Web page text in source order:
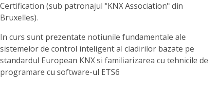
Certification (sub patronajul "KNX Association" din
Bruxelles).
In curs sunt prezentate notiunile fundamentale ale
sistemelor de control inteligent al cladirilor bazate pe
standardul European KNX si familiarizarea cu tehnicile de
programare cu software-ul ETS6